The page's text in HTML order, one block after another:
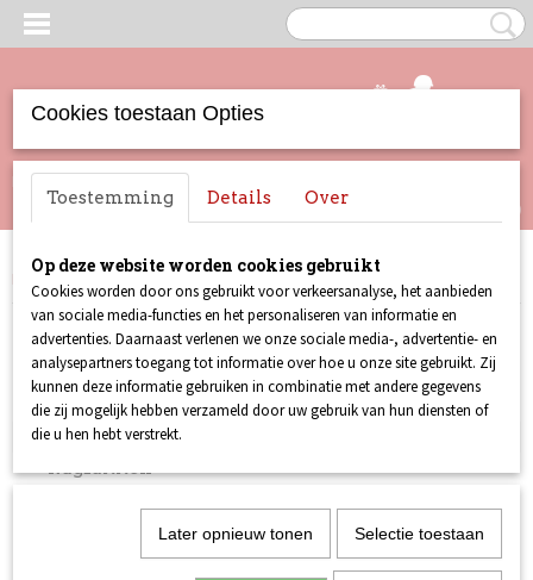
Inloggen Registreren
Geen producten (0)
Home >Merchandise>Tassen
Merchandise
Portemonnees
Tassen
Rugzakken
Schoudertassen
Deurmatten (tip!)
Tassen
Cookies toestaan Opties
Toestemming Details Over
Op deze website worden cookies gebruikt
Cookies worden door ons gebruikt voor verkeersanalyse, het aanbieden
van sociale media-functies en het personaliseren van informatie en
advertenties. Daarnaast verlenen we onze sociale media-, advertentie- en
analysepartners toegang tot informatie over hoe u onze site gebruikt. Zij
kunnen deze informatie gebruiken in combinatie met andere gegevens
die zij mogelijk hebben verzameld door uw gebruik van hun diensten of
die u hen hebt verstrekt.
Later opnieuw tonen Selectie toestaan